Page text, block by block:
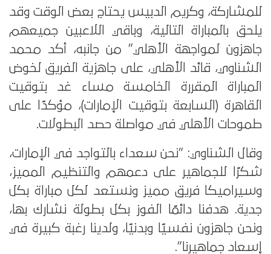
للمشاركة، وكريم الدبيس يحتاج بعض الوقت وقد
يلحق بالمباراة التالية، وباقي اللاعبين جميعهم
جاهزون لمواجهة الأهلي” من جانبه، أكد محمد
الشناوي، قائد الأهلي، على جاهزية الفريق لخوض
المباراة المقررة الخامسة مساء غد بتوقيت
القاهرة (السابعة بتوقيت الإمارات)، مؤكدًا على
طموحات الأهلي في مواصلة حصد البطولات.
وقال الشناوي: “نحن سعداء بالتواجد في الإمارات،
شكرًا للجماهير على دعمهم والتنظيم المميز،
وسيراميكا فريق مميز ونستعد لكل مباراة بكل
جدية. هدفنا دائمًا الفوز بكل بطولة نشارك بها،
ونحن جاهزون نفسيًا وبدنيًا، ولدينا رغبة كبيرة في
إسعاد جماهيرنا”.